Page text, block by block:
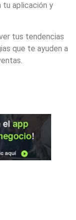
tu aplicación y
tus tendencias
que te ayuden a